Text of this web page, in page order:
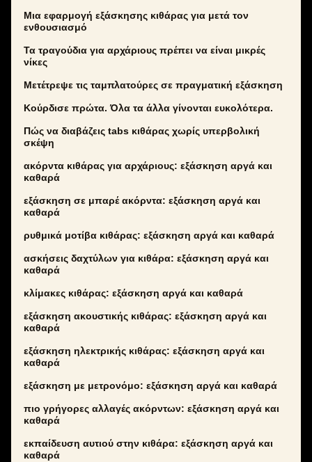
Μια εφαρμογή εξάσκησης κιθάρας για μετά τον
ενθουσιασμό
Τα τραγούδια για αρχάριους πρέπει να είναι μικρές
νίκες
Μετέτρεψε τις ταμπλατούρες σε πραγματική εξάσκηση
Κούρδισε πρώτα. Όλα τα άλλα γίνονται ευκολότερα.
Πώς να διαβάζεις tabs κιθάρας χωρίς υπερβολική
σκέψη
ακόρντα κιθάρας για αρχάριους: εξάσκηση αργά και
καθαρά
εξάσκηση σε μπαρέ ακόρντα: εξάσκηση αργά και
καθαρά
ρυθμικά μοτίβα κιθάρας: εξάσκηση αργά και καθαρά
ασκήσεις δαχτύλων για κιθάρα: εξάσκηση αργά και
καθαρά
κλίμακες κιθάρας: εξάσκηση αργά και καθαρά
εξάσκηση ακουστικής κιθάρας: εξάσκηση αργά και
καθαρά
εξάσκηση ηλεκτρικής κιθάρας: εξάσκηση αργά και
καθαρά
εξάσκηση με μετρονόμο: εξάσκηση αργά και καθαρά
πιο γρήγορες αλλαγές ακόρντων: εξάσκηση αργά και
καθαρά
εκπαίδευση αυτιού στην κιθάρα: εξάσκηση αργά και
καθαρά